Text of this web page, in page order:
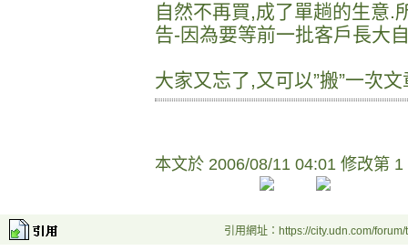
自然不再買,成了單趟的生意.
告-因為要等前一批客戶長大
大家又忘了,又可以”搬”一次
本文於 2006/08/11 04:01 修改第 1
引用網址：https://city.udn.com/